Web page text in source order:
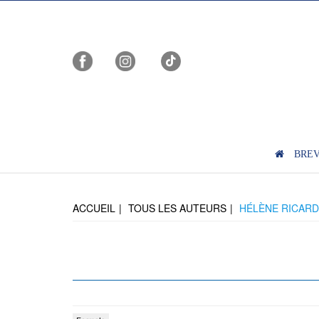
ACCUEIL TOUS LES AUTEURS HÉLÈNE RICARD